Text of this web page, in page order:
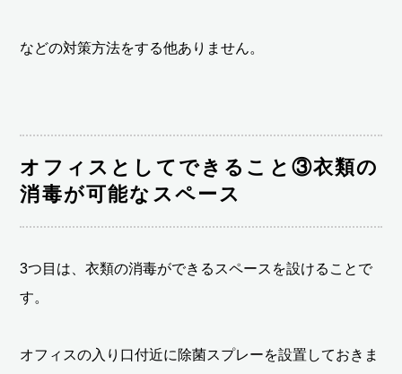
などの対策方法をする他ありません。
オフィスとしてできること③衣類の
消毒が可能なスペース
3つ目は、衣類の消毒ができるスペースを設けることで
す。
オフィスの入り口付近に除菌スプレーを設置しておきま